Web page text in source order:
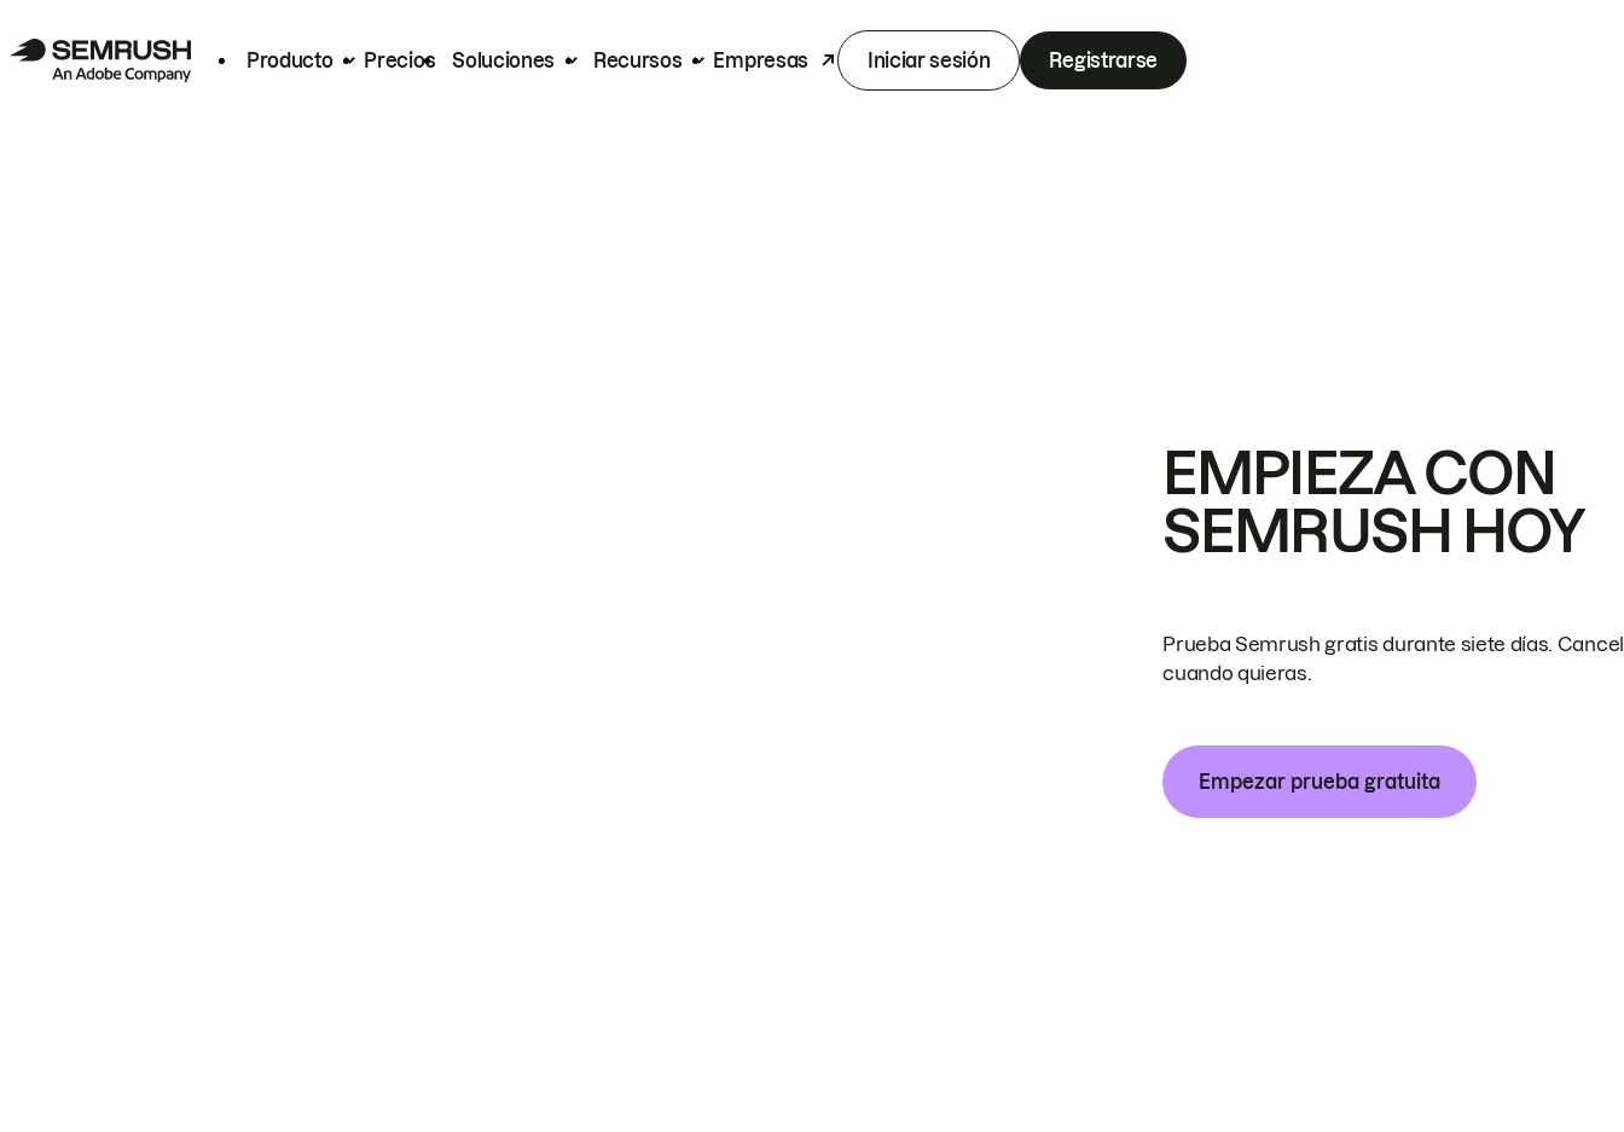
Producto Precios Soluciones Recursos Empresas Iniciar sesión Registrarse
EMPIEZA CON
SEMRUSH HOY
Prueba Semrush gratis durante siete días.
cuando quieras.
Empezar prueba gratuita